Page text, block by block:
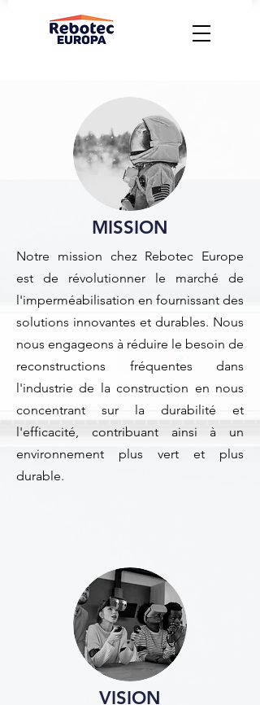
MISSION
Notre mission chez Rebotec Europe
est de révolutionner le marché de
l'imperméabilisation en fournissant des
solutions innovantes et durables. Nous
nous engageons à réduire le besoin de
reconstructions fréquentes dans
l'industrie de la construction en nous
concentrant sur la durabilité et
l'efficacité, contribuant ainsi à un
environnement plus vert et plus
durable.
VISION